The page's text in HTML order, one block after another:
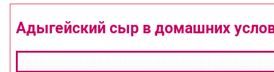
Адыгейский сыр в домашних